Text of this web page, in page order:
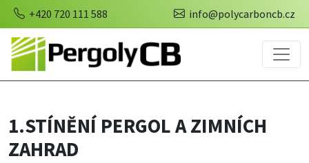
+420 720 111 588 info@polycarboncb.cz
1.STÍNĚNÍ PERGOL A ZIMNÍCH
ZAHRAD